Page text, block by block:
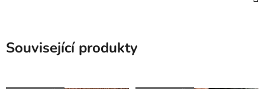
Související produkty